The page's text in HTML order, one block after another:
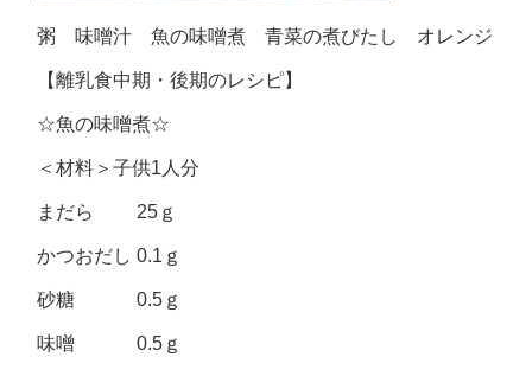
粥 味噌汁 魚の味噌煮 青菜の煮びたし オレンジ
【離乳食中期・後期のレシピ】
☆魚の味噌煮☆
＜材料＞子供1人分
まだら 25ｇ
かつおだし 0.1ｇ
砂糖 0.5ｇ
味噌 0.5ｇ